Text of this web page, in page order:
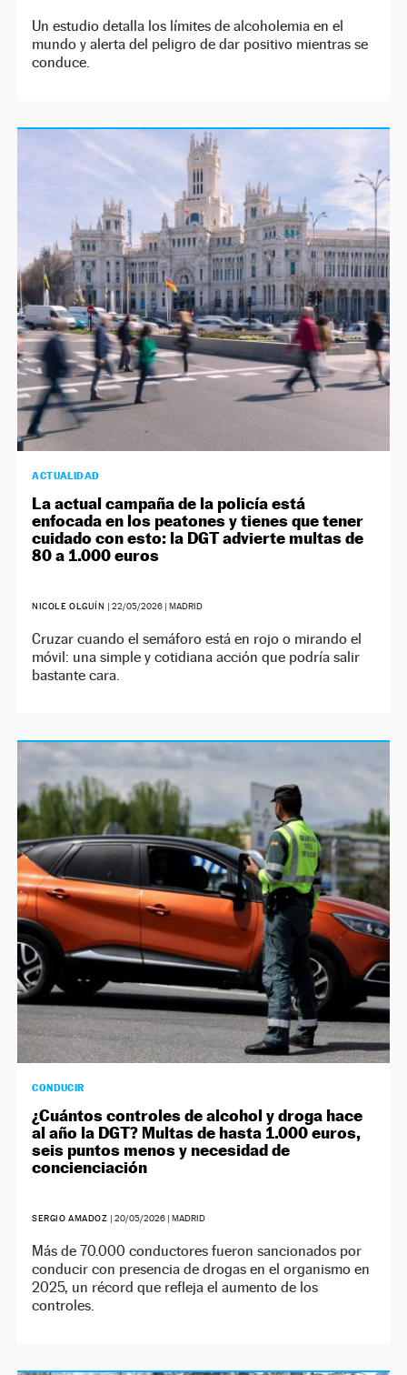
Un estudio detalla los límites de alcoholemia en el
mundo y alerta del peligro de dar positivo mientras se
conduce.
ACTUALIDAD
La actual campaña de la policía está
enfocada en los peatones y tienes que tener
cuidado con esto: la DGT advierte multas de
80 a 1.000 euros
NICOLE OLGUÍN |22/05/2026 | MADRID
Cruzar cuando el semáforo está en rojo o mirando el
móvil: una simple y cotidiana acción que podría salir
bastante cara.
CONDUCIR
¿Cuántos controles de alcohol y droga hace
al año la DGT? Multas de hasta 1.000 euros,
seis puntos menos y necesidad de
concienciación
SERGIO AMADOZ |20/05/2026 | MADRID
Más de 70.000 conductores fueron sancionados por
conducir con presencia de drogas en el organismo en
2025, un récord que refleja el aumento de los
controles.